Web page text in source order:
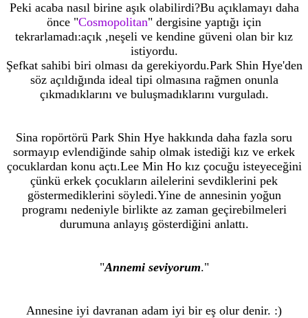
Peki acaba nasıl birine aşık olabilirdi?Bu açıklamayı daha
önce "Cosmopolitan" dergisine yaptığı için
tekrarlamadı:açık ,neşeli ve kendine güveni olan bir kız
istiyordu.
Şefkat sahibi biri olması da gerekiyordu.Park Shin Hye'den
söz açıldığında ideal tipi olmasına rağmen onunla
çıkmadıklarını ve buluşmadıklarını vurguladı.
Sina ropörtörü Park Shin Hye hakkında daha fazla soru
sormayıp evlendiğinde sahip olmak istediği kız ve erkek
çocuklardan konu açtı.Lee Min Ho kız çocuğu isteyeceğini
çünkü erkek çocukların ailelerini sevdiklerini pek
göstermediklerini söyledi.Yine de annesinin yoğun
programı nedeniyle birlikte az zaman geçirebilmeleri
durumuna anlayış gösterdiğini anlattı.
"Annemi seviyorum."
Annesine iyi davranan adam iyi bir eş olur denir. :)